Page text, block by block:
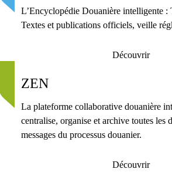
L’Encyclopédie Douanière intelligente
Textes et publications officiels, veille
Découvrir
ZEN
La plateforme collaborative douanière
centralise, organise et archive toutes les
messages du processus douanier.
Découvrir